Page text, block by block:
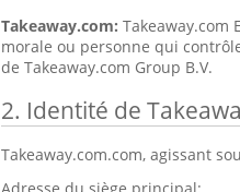
Takeaway.com: Takeaway.com
morale ou personne qui
de Takeaway.com Group B.V.
2. Identité de
Takeaway.com.com, agissant